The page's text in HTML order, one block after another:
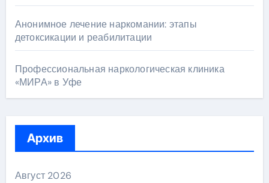
Анонимное лечение наркомании: этапы
детоксикации и реабилитации
Профессиональная наркологическая клиника
«МИРА» в Уфе
Архив
Август 2026